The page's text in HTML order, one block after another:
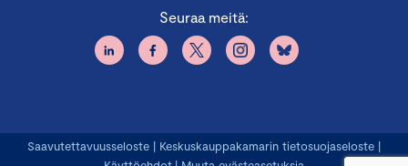
Seuraa meitä:
Saavutettavuusseloste | Keskuskauppakamarin tietosuojaseloste |